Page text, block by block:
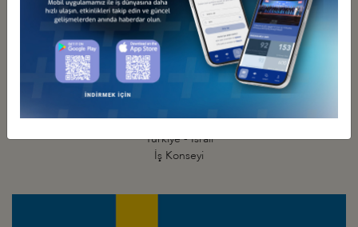
Türkiye - İsrail
İş Konseyi